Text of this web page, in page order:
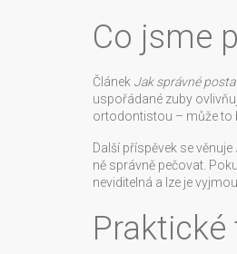
Co jsme
Článek Jak správné
uspořádané zuby
ortodontistou – může to
Další příspěvek se věnuje
ně správně pečovat.
neviditelná a lze je
Praktické